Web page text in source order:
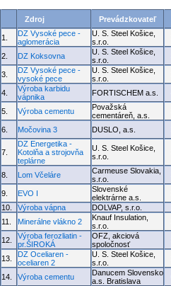
Zdroj Prevádzkovateľ
1.
DZ Vysoké pece -
aglomerácia
U. S. Steel Košice,
s.r.o.
2. DZ Koksovna
U. S. Steel Košice,
s.r.o.
3.
DZ Vysoké pece -
vysoké pece
U. S. Steel Košice,
s.r.o.
4.
Výroba karbidu
vápnika
FORTISCHEM a.s.
5. Výroba cementu
Považská
cementáreň, a.s.
6. Močovina 3 DUSLO, a.s.
7.
DZ Energetika -
Kotolňa a strojovňa
teplárne
U. S. Steel Košice,
s.r.o.
8. Lom Včeláre
Carmeuse Slovakia,
s.r.o.
9. EVO I
Slovenské
elektrárne a.s.
10.
Výroba vápna DOLVAP, s.r.o.
11.
Minerálne vlákno 2
Knauf Insulation,
s.r.o.
12.
Výroba ferozliatin -
pr.ŠIROKÁ
OFZ, akciová
spoločnosť
13.
DZ Oceliaren -
oceliaren 2
U. S. Steel Košice,
s.r.o.
14. Výroba cementu
Danucem Slovensko
a.s. Bratislava